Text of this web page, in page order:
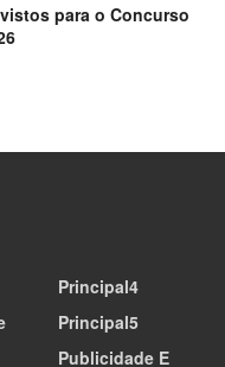
para o Concurso
Principal4
Principal5
Publicidade E